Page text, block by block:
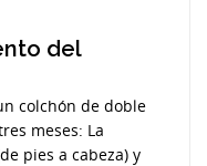
del
colchón de doble
meses: La
pies a cabeza) y